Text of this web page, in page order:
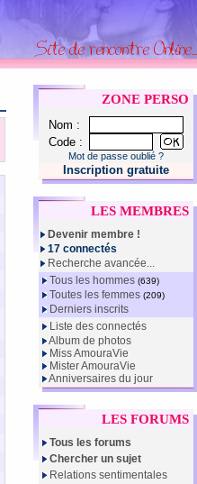
ZONE PERSO
Nom :
Code :
Mot de passe oublié ?
Inscription gratuite
LES MEMBRES
Devenir membre !
17 connectés
Recherche avancée...
Tous les hommes (639)
Toutes les femmes (209)
Derniers inscrits
Liste des connectés
Album de photos
Miss AmouraVie
Mister AmouraVie
Anniversaires du jour
LES FORUMS
Tous les forums
Chercher un sujet
Relations sentimentales